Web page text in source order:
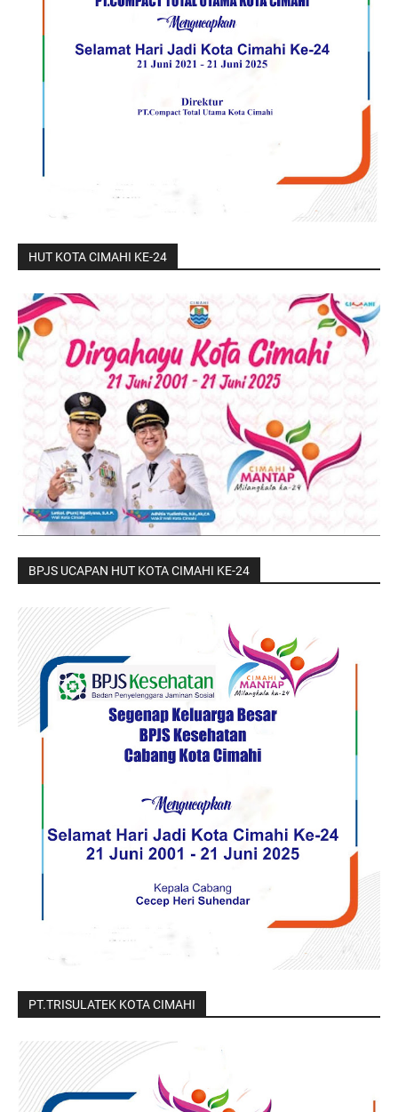
HUT KOTA CIMAHI KE-24
BPJS UCAPAN HUT KOTA CIMAHI KE-24
PT.TRISULATEK KOTA CIMAHI